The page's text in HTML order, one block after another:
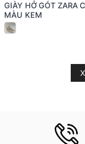
GIÀY HỞ GÓT ZARA
MÀU KEM